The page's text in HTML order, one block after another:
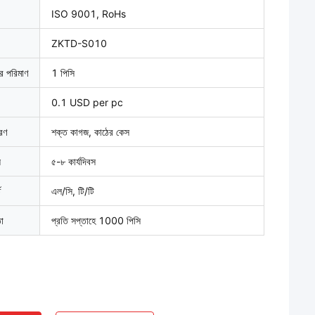
ISO 9001, RoHs
ZKTD-S010
পরিমাণ 1 পিসি
0.1 USD per pc
শক্ত কাগজ, কাঠের কেস
৫-৮ কার্যদিবস
এল/সি, টি/টি
প্রতি সপ্তাহে 1000 পিসি